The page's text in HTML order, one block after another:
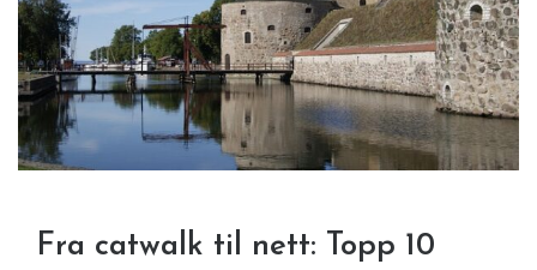
Fra catwalk til nett: Topp 10